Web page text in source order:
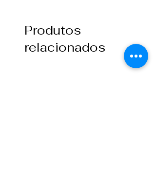
Produtos
relacionados